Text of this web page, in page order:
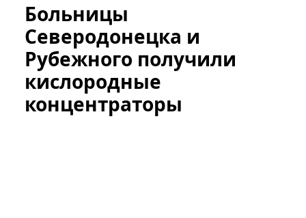
Больницы
Северодонецка и
Рубежного получили
кислородные
концентраторы